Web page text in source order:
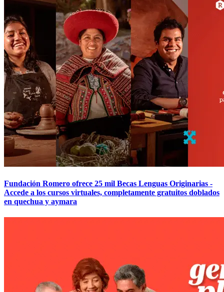
Fundación Romero ofrece 25 mil Becas Lenguas Originarias -
Accede a los cursos virtuales, completamente gratuitos doblados
en quechua y aymara